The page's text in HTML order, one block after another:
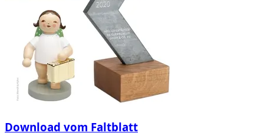
Download vom Faltblatt